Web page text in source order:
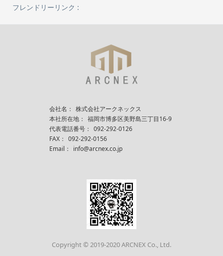
フレンドリーリンク :
会社名： 株式会社アークネックス
本社所在地： 福岡市博多区美野島三丁目16-9
代表電話番号： 092-292-0126
FAX： 092-292-0156
Email：
info@arcnex.co.jp
Copyright © 2019-2020 ARCNEX Co., Ltd.